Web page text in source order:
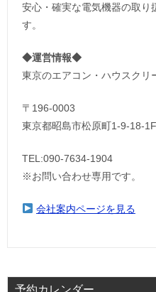
安心・確実な電気機器の取り
す。
◆運営情報◆
東京のエアコン・ハウスクリ
〒196-0003
東京都昭島市松原町1-9‐18‐1F
TEL:090-7634-1904
※お問い合わせ専用です。
会社案内ページを見る
予約カレンダー